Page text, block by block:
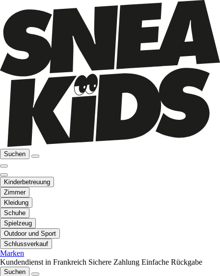
Suchen
Kinderbetreuung
Zimmer
Kleidung
Schuhe
Spielzeug
Outdoor und Sport
Schlussverkauf
Marken
Kundendienst in Frankreich Sichere Zahlung Einfache Rückgabe
Suchen